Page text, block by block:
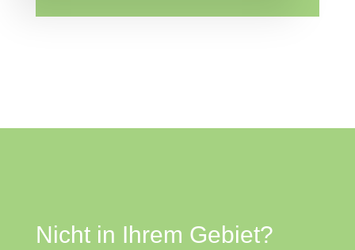
Nicht in Ihrem Gebiet?